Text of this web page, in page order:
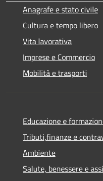
Anagrafe e stato civile
Cultura e tempo libero
Vita lavorativa
Imprese e Commercio
Mobilità e trasporti
Educazione e
Tributi,finanze e
Ambiente
Salute, benessere e